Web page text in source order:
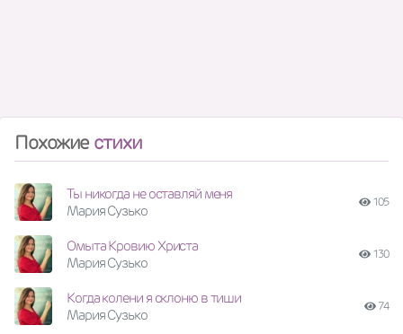
Похожие стихи
Ты никогда не оставляй меня
Мария Сузько
105
Омыта Кровию Христа
Мария Сузько
130
Когда колени я склоню в тиши
Мария Сузько
74